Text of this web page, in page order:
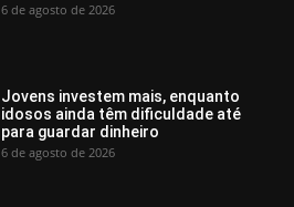
6 de agosto de 2026
Jovens investem mais, enquanto
idosos ainda têm dificuldade até
para guardar dinheiro
6 de agosto de 2026